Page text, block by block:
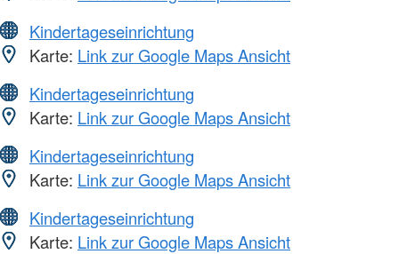
Kindertageseinrichtung
Karte: Link zur Google Maps Ansicht
Kindertageseinrichtung
Karte: Link zur Google Maps Ansicht
Kindertageseinrichtung
Karte: Link zur Google Maps Ansicht
Kindertageseinrichtung
Karte: Link zur Google Maps Ansicht